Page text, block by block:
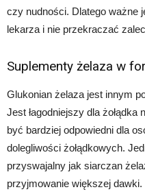
czy nudności. Dlatego ważne
lekarza i nie przekraczać
Suplementy żelaza w
Glukonian żelaza jest innym
Jest łagodniejszy dla
być bardziej odpowiedni dla
dolegliwości żołądkowych.
przyswajalny jak siarczan
przyjmowanie większej dawki.